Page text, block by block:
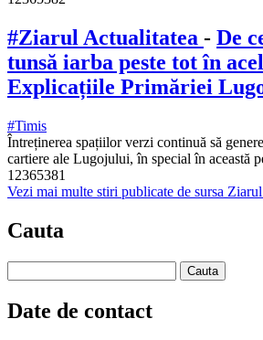
#Ziarul Actualitatea - De
tunsă iarba peste tot în
Explicațiile Primăriei
#Timis
Întreținerea spațiilor verzi continuă să
cartiere ale Lugojului, în special în această
12365381
Vezi mai multe stiri publicate de sursa
Cauta
Date de contact